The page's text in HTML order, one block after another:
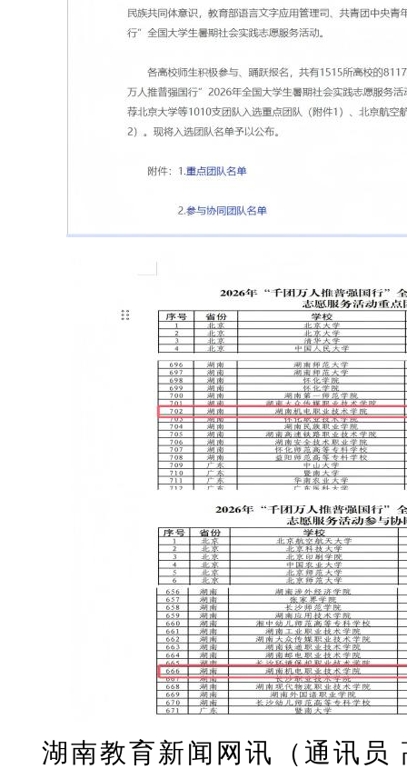
湖南教育新闻网讯（通讯员